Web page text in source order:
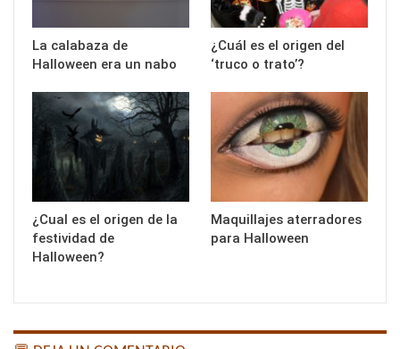
La calabaza de
Halloween era un nabo
¿Cuál es el origen del
‘truco o trato’?
¿Cual es el origen de la
festividad de
Halloween?
Maquillajes aterradores
para Halloween